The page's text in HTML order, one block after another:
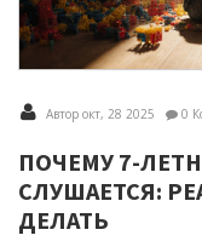
Автор окт, 28 2025 0
ПОЧЕМУ 7-
СЛУШАЕТСЯ:
ДЕЛАТЬ